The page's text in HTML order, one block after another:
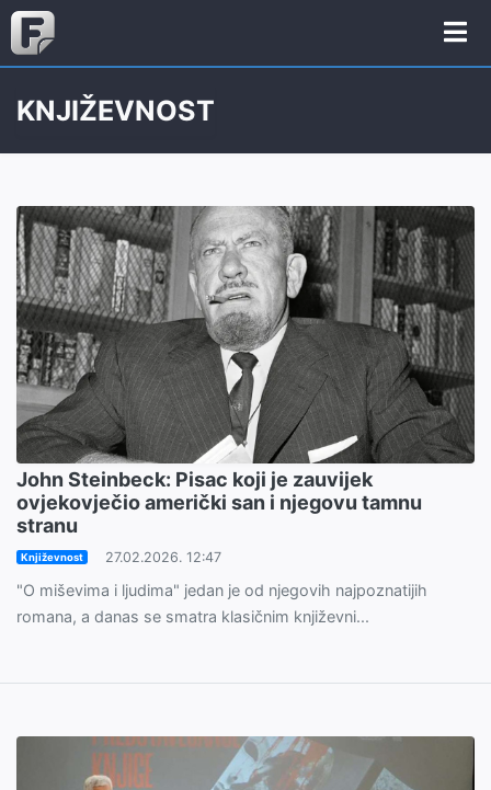
KNJIŽEVNOST
John Steinbeck: Pisac koji je zauvijek
ovjekovječio američki san i njegovu tamnu
stranu
Književnost 27.02.2026. 12:47
"O miševima i ljudima" jedan je od njegovih najpoznatijih
romana, a danas se smatra klasičnim književni...